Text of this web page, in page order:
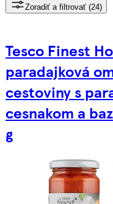
Zoradiť a filtrovať (24)
Tesco Finest
paradajková
cestoviny s
cesnakom a
g